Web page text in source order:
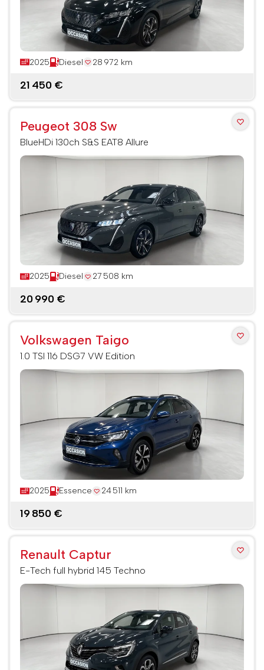
2025 Diesel 28 972 km
21 450 €
Peugeot 308 Sw
BlueHDi 130ch S&S EAT8 Allure
2025 Diesel 27 508 km
20 990 €
Volkswagen Taigo
1.0 TSI 116 DSG7 VW Edition
2025 Essence 24 511 km
19 850 €
Renault Captur
E-Tech full hybrid 145 Techno